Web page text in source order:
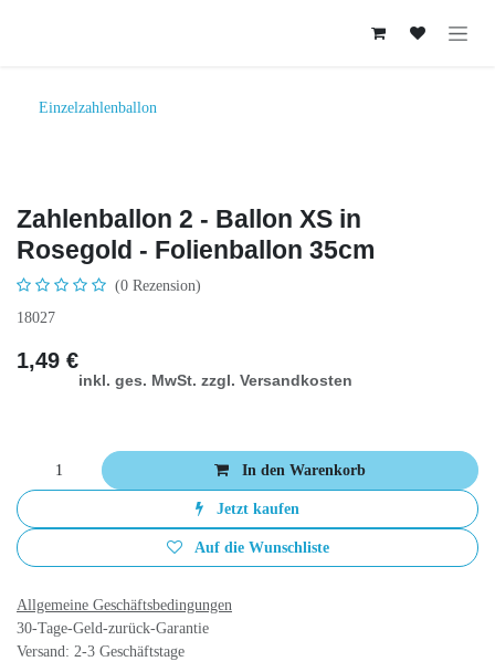
Einzelzahlenballon
Zahlenballon 2 - Ballon XS in
Rosegold - Folienballon 35cm
(0 Rezension)
18027
1,49€
inkl. ges. MwSt. zzgl. Versandkosten
In den Warenkorb
Jetzt kaufen
Auf die Wunschliste
Allgemeine Geschäftsbedingungen
30-Tage-Geld-zurück-Garantie
Versand: 2-3 Geschäftstage